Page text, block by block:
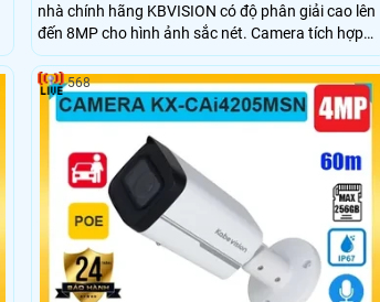
nhà chính hãng KBVISION có độ phân giải cao lên
đến 8MP cho hình ảnh sắc nét. Camera tích hợp
hồng ngoại 40m, mic ghi âm, khe cắm thẻ nhớ lên
đến 256GB và công nghệ phân biệt người, xe
thông minh. Hỗ trợ POE, vỏ kim loại chắc chắn,
camera KX-C8204MN là lựa chọn giá rẻ, chất
lượng cao cho giải pháp giám sát an ninh.
568